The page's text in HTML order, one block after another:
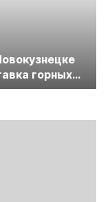
горных
России и